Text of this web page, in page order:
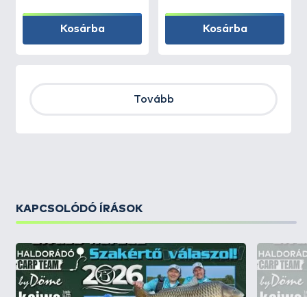
Kosárba Kosárba
Tovább
KAPCSOLÓDÓ ÍRÁSOK